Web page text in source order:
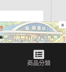
×